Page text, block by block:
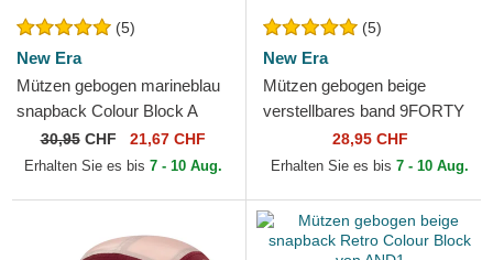
(5)
New Era
Mützen gebogen marineblau
snapback Colour Block A
Frame der New York
Yankees MLB von New Era
30,95CHF 21,67 CHF
Erhalten Sie es bis 7 - 10 Aug.
(5)
New Era
Mützen gebogen beige
verstellbares band 9FORTY
Colour Block der New York
Yankees MLB von New Era
28,95 CHF
Erhalten Sie es bis 7 - 10 Aug.